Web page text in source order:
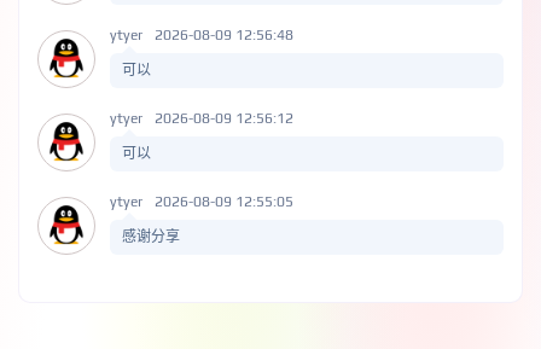
ytyer 2026-08-09 12:56:48
可以
ytyer 2026-08-09 12:56:12
可以
ytyer 2026-08-09 12:55:05
感谢分享